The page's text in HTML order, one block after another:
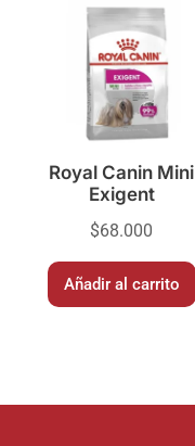
Royal Canin Mini
Exigent
$68.000
Añadir al carrito